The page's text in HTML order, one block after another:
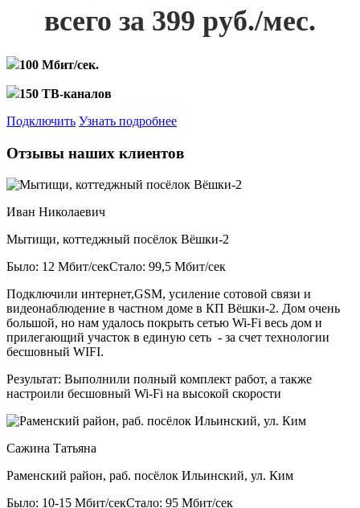
всего за 399 руб./мес.
100 Мбит/сек.
150 ТВ-каналов
Подключить Узнать подробнее
Отзывы наших клиентов
Иван Николаевич
Мытищи, коттеджный посёлок Вёшки-2
Было: 12 Мбит/секСтало: 99,5 Мбит/сек
Подключили интернет,GSM, усиление сотовой связи и
видеонаблюдение в частном доме в КП Вёшки-2. Дом очень
большой, но нам удалось покрыть сетью Wi-Fi весь дом и
прилегающий участок в единую сеть - за счет технологии
бесшовный WIFI.
Результат: Выполнили полный комплект работ, а также
настроили бесшовный Wi-Fi на высокой скорости
Сажина Татьяна
Раменский район, раб. посёлок Ильинский, ул. Ким
Было: 10-15 Мбит/секСтало: 95 Мбит/сек